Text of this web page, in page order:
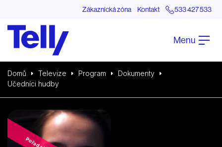
Zákaznická zóna Kontakt 533 427 533
Menu
Domů Televize Program
Dokumenty
Učedníci hudby